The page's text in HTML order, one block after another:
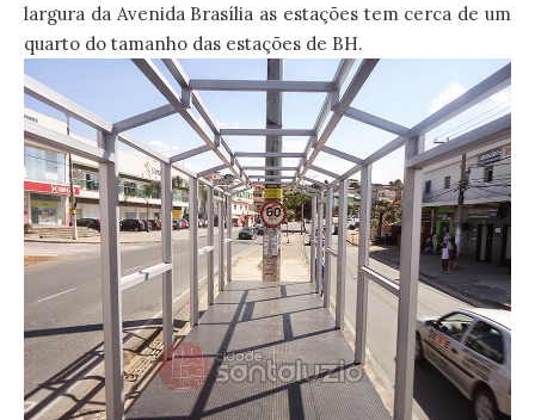
largura da Avenida Brasília as estações tem cerca de um
quarto do tamanho das estações de BH.